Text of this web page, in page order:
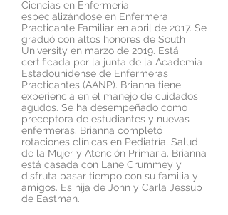
Ciencias en Enfermería
especializándose en Enfermera
Practicante Familiar en abril de 2017. Se
graduó con altos honores de South
University en marzo de 2019. Está
certificada por la junta de la Academia
Estadounidense de Enfermeras
Practicantes (AANP). Brianna tiene
experiencia en el manejo de cuidados
agudos. Se ha desempeñado como
preceptora de estudiantes y nuevas
enfermeras. Brianna completó
rotaciones clínicas en Pediatría, Salud
de la Mujer y Atención Primaria. Brianna
está casada con Lane Crummey y
disfruta pasar tiempo con su familia y
amigos. Es hija de John y Carla Jessup
de Eastman.